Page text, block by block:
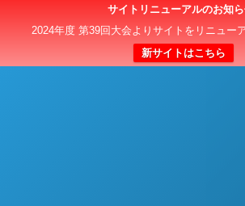
サイトリニューアルのお知
2024年度 第39回大会よりサイトをリニュー
新サイトはこちら
日本クラブユースサッカー選手